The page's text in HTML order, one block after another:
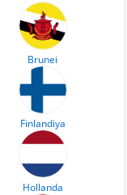
Brunei
Finlandiya
Hollanda